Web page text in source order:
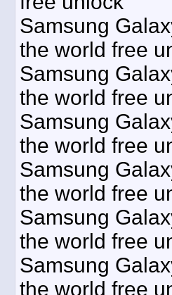
Samsung
the world free
Samsung
the world free
Samsung
the world free
Samsung
the world free
Samsung
the world free
Samsung
the world free